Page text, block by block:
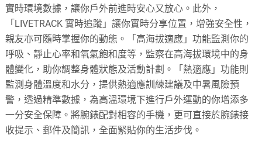
實時環境數據，讓你戶外前進時安心又放心。此外，
「LIVETRACK 實時追蹤」讓你實時分享位置，增強安全性，
親友亦可隨時掌握你的動態。「高海拔適應」功能監測你的
呼吸、靜止心率和氧氣飽和度等，監察在高海拔環境中的身
體變化，助你調整身體狀態及活動計劃。「熱適應」功能則
監測身體溫度和水分，提供熱適應訓練建議及中暑風險預
警，透過精準數據，為高溫環境下進行戶外運動的你增添多
一分安全保障。將腕錶配對相容的手機，更可直接於腕錶接
收提示、郵件及簡訊，全面緊貼你的生活步伐。